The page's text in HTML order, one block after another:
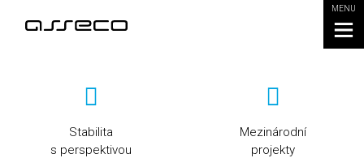
MENU
Stabilita
s perspektivou
Mezinárodní
projekty